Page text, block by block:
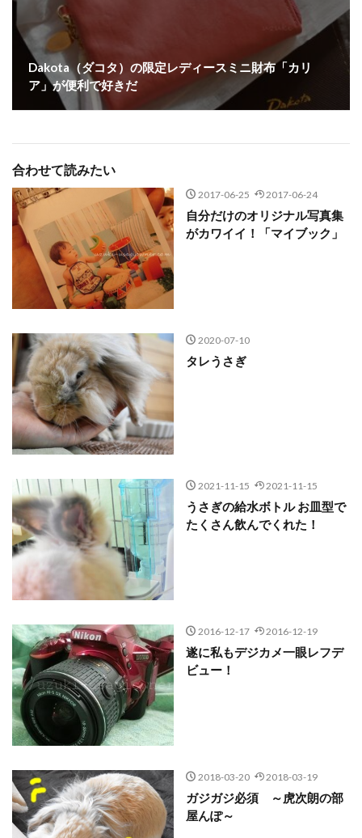
Dakota（ダコタ）の限定レディースミニ財布「カリ
ア」が便利で好きだ
合わせて読みたい
2017-06-25 2017-06-24
自分だけのオリジナル写真集
がカワイイ！「マイブック」
2020-07-10
タレうさぎ
2021-11-15 2021-11-15
うさぎの給水ボトル お皿型で
たくさん飲んでくれた！
2016-12-17 2016-12-19
遂に私もデジカメ一眼レフデ
ビュー！
2018-03-20 2018-03-19
ガジガジ必須 ～虎次朗の部
屋んぽ～